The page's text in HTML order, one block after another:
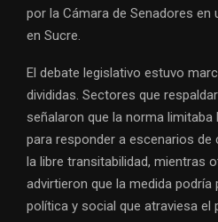
por la Cámara de Senadores en
en Sucre.
El debate legislativo estuvo
divididas. Sectores que
señalaron que la norma limitaba
para responder a escenarios
la libre transitabilidad, mientras
advirtieron que la medida
política y social que atraviesa el